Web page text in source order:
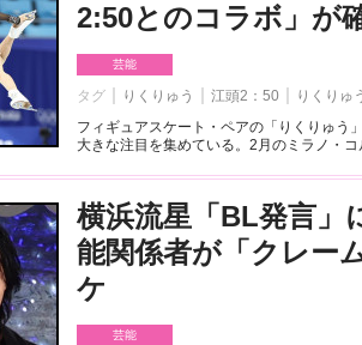
2:50とのコラボ」が
芸能
タグ りくりゅう 江頭2：50 りくりゅ
フィギュアスケート・ペアの「りくりゅう
大きな注目を集めている。2月のミラノ・
横浜流星「BL発言」
能関係者が「クレー
ケ
芸能